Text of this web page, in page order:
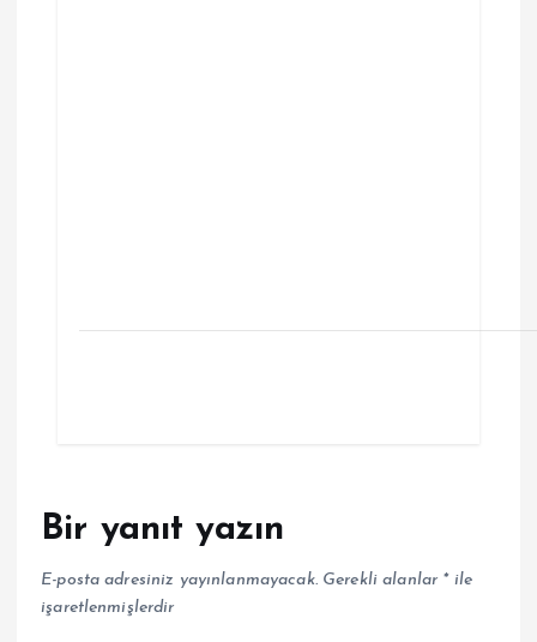
Bir yanıt yazın
E-posta adresiniz yayınlanmayacak. Gerekli alanlar *ile
işaretlenmişlerdir